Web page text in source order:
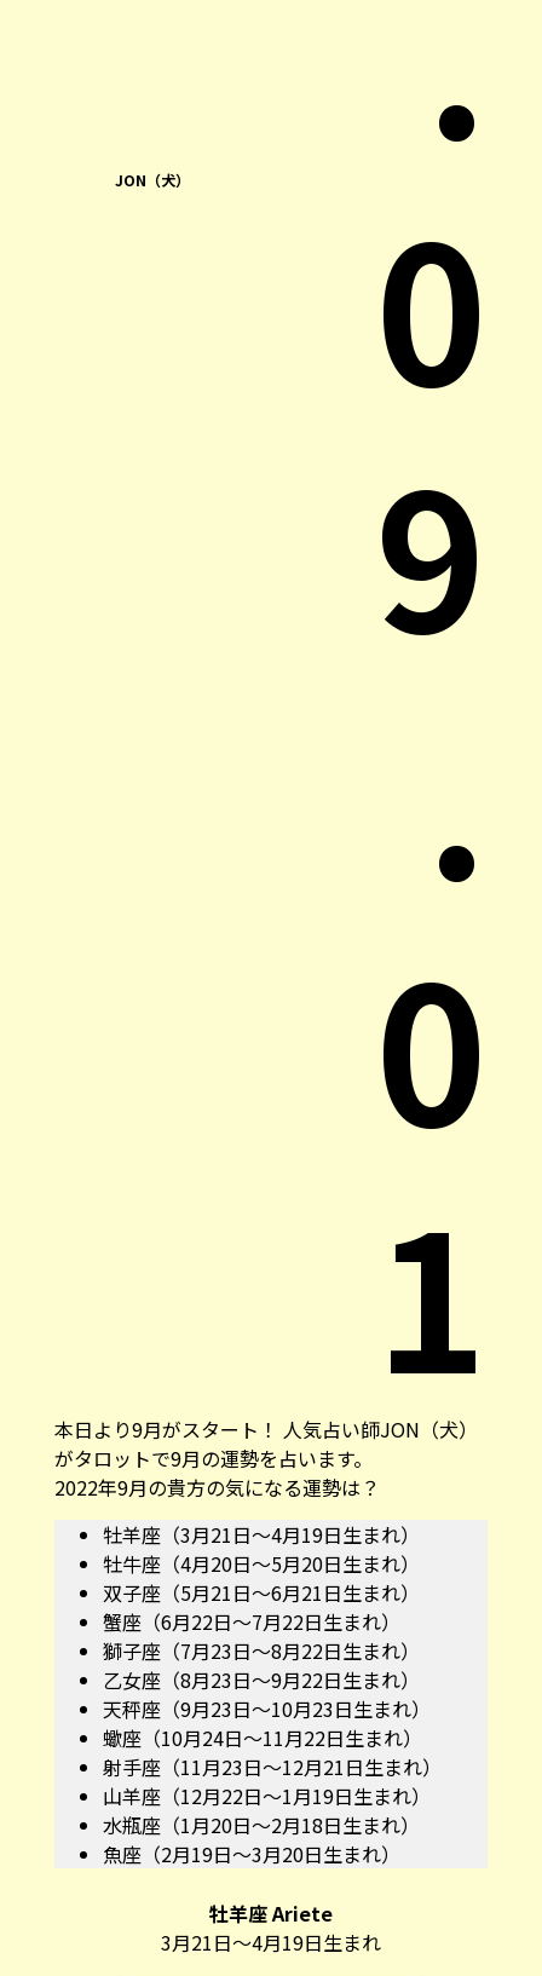
JON（犬）
.
0
9
.
0
1
本日より9月がスタート！ 人気占い師JON（犬）
がタロットで9月の運勢を占います。
2022年9月の貴方の気になる運勢は？
牡羊座（3月21日～4月19日生まれ）
牡牛座（4月20日～5月20日生まれ）
双子座（5月21日～6月21日生まれ）
蟹座（6月22日～7月22日生まれ）
獅子座（7月23日～8月22日生まれ）
乙女座（8月23日～9月22日生まれ）
天秤座（9月23日～10月23日生まれ）
蠍座（10月24日～11月22日生まれ）
射手座（11月23日～12月21日生まれ）
山羊座（12月22日～1月19日生まれ）
水瓶座（1月20日～2月18日生まれ）
魚座（2月19日～3月20日生まれ）
牡羊座 Ariete
3月21日～4月19日生まれ